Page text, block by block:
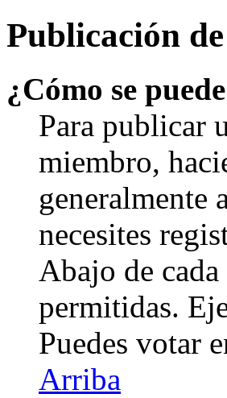
Publicación
¿Cómo se
Para publicar
miembro,
generalmente
necesites
Abajo de
permitidas.
Puedes votar
Arriba